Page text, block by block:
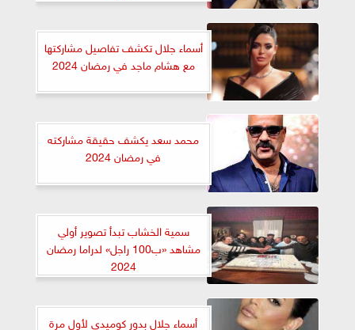
أسماء جلال تكشف تفاصيل مشاركتها
مع هشام ماجد في رمضان 2024
محمد سعد يكشف حقيقة مشاركته
في رمضان 2024
سمية الخشاب تبدأ تصوير أولي
مشاهد «ب100 راجل» لدراما رمضان
2024
أسماء جلال بدور كوميدي لأول مرة